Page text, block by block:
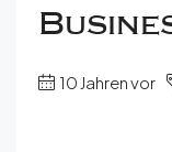
10 Jahren vor